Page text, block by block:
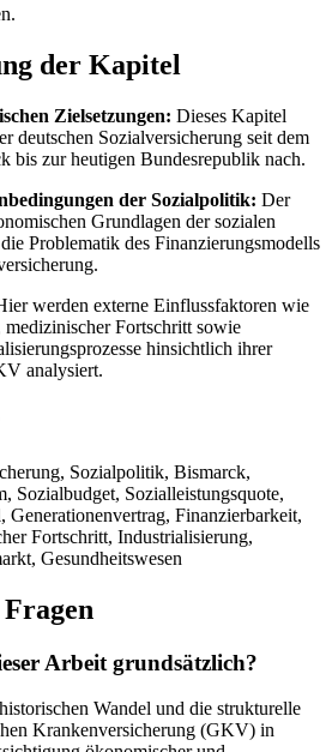
der Kapitel
Zielsetzungen: Dieses Kapitel
deutschen Sozialversicherung seit dem
bis zur heutigen Bundesrepublik nach.
der Sozialpolitik: Der
Grundlagen der sozialen
Problematik des Finanzierungsmodells
werden externe Einflussfaktoren wie
medizinischer Fortschritt sowie
hinsichtlich ihrer
analysiert.
Sozialpolitik, Bismarck,
Sozialbudget, Sozialleistungsquote,
Generationenvertrag, Finanzierbarkeit,
Fortschritt, Industrialisierung,
Gesundheitswesen
Arbeit grundsätzlich?
Wandel und die strukturelle
Krankenversicherung (GKV) in